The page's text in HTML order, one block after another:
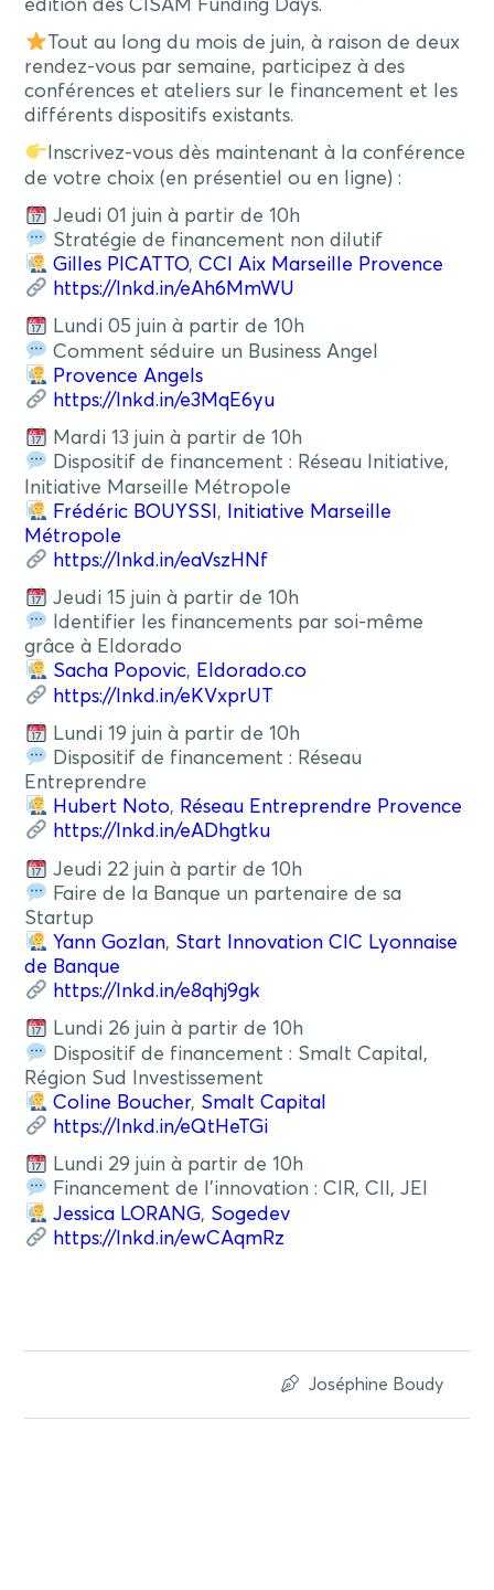
édition des CISAM Funding Days.
Tout au long du mois de juin, à raison de deux
rendez-vous par semaine, participez à des
conférences et ateliers sur le financement et les
différents dispositifs existants.
Inscrivez-vous dès maintenant à la conférence
de votre choix (en présentiel ou en ligne) :
Jeudi 01 juin à partir de 10h
Stratégie de financement non dilutif
Gilles PICATTO, CCI Aix Marseille Provence
https://lnkd.in/eAh6MmWU
Lundi 05 juin à partir de 10h
Comment séduire un Business Angel
Provence Angels
https://lnkd.in/e3MqE6yu
Mardi 13 juin à partir de 10h
Dispositif de financement : Réseau Initiative,
Initiative Marseille Métropole
Frédéric BOUYSSI ,
Initiative Marseille
Métropole
https://lnkd.in/eaVszHNf
Jeudi 15 juin à partir de 10h
Identifier les financements par soi-même
grâce à Eldorado
Sacha Popovic, Eldorado.co
https://lnkd.in/eKVxprUT
Lundi 19 juin à partir de 10h
Dispositif de financement : Réseau
Entreprendre
Hubert Noto, Réseau Entreprendre Provence
https://lnkd.in/eADhgtku
Jeudi 22 juin à partir de 10h
Faire de la Banque un partenaire de sa
Startup
Yann Gozlan, Start Innovation CIC Lyonnaise
de Banque
https://lnkd.in/e8qhj9gk
Lundi 26 juin à partir de 10h
Dispositif de financement : Smalt Capital,
Région Sud Investissement
Coline Boucher, Smalt Capital
https://lnkd.in/eQtHeTGi
Lundi 29 juin à partir de 10h
Financement de l’innovation : CIR, CII, JEI
Jessica LORANG, Sogedev
https://lnkd.in/ewCAqmRz
Joséphine Boudy